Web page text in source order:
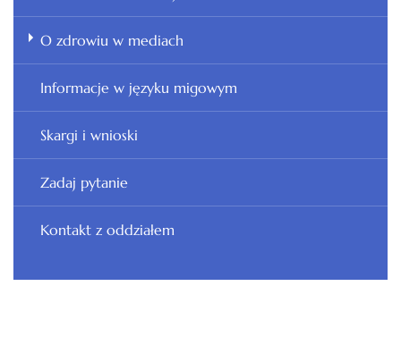
O zdrowiu w mediach
Informacje w języku migowym
Skargi i wnioski
Zadaj pytanie
Kontakt z oddziałem